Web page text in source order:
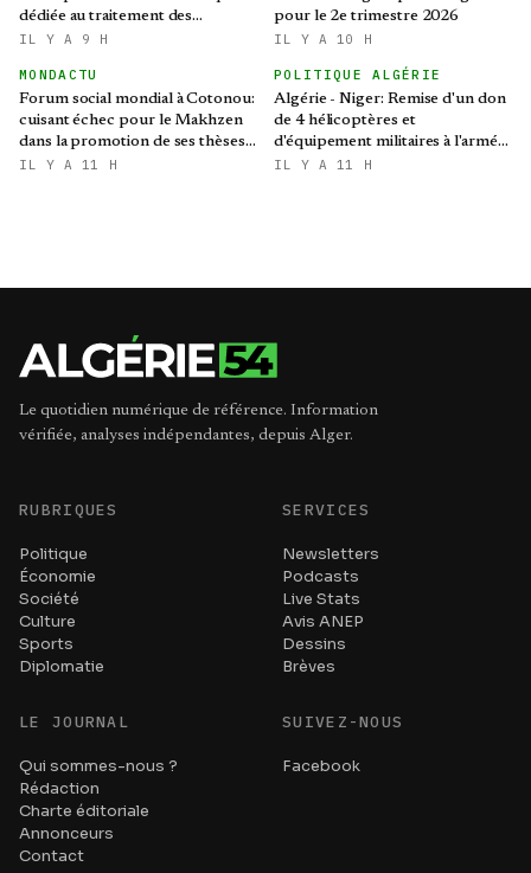
dédiée au traitement des
préoccupations des opérateurs
IL Y A 9 H
pour le 2e trimestre 2026
IL Y A 10 H
MONDACTU
Forum social mondial à Cotonou:
cuisant échec pour le Makhzen
dans la promotion de ses thèses
colonialistes
IL Y A 11 H
POLITIQUE ALGÉRIE
Algérie - Niger: Remise d'un don
de 4 hélicoptères et
d'équipement militaires à l'armée
nigérienne
IL Y A 11 H
Le quotidien numérique de référence. Information
vérifiée, analyses indépendantes, depuis Alger.
RUBRIQUES
Politique
Économie
Société
Culture
Sports
Diplomatie
SERVICES
Newsletters
Podcasts
Live Stats
Avis ANEP
Dessins
Brèves
LE JOURNAL
Qui sommes-nous ?
Rédaction
Charte éditoriale
Annonceurs
Contact
SUIVEZ-NOUS
Facebook